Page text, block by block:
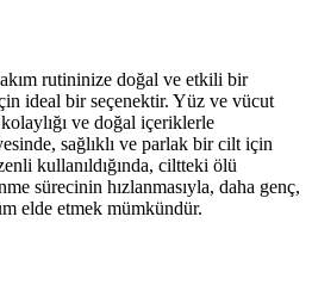
rutininize doğal ve etkili bir
ideal bir seçenektir. Yüz ve vücut
ve doğal içeriklerle
sağlıklı ve parlak bir cilt için
kullanıldığında, ciltteki ölü
sürecinin hızlanmasıyla, daha genç,
elde etmek mümkündür.